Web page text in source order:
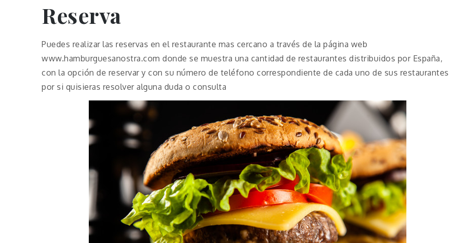
Reserva
Puedes realizar las reservas en el restaurante mas cercano a través de la página web
www.hamburguesanostra.com donde se muestra una cantidad de restaurantes distribuidos por España,
con la opción de reservar y con su número de teléfono correspondiente de cada uno de sus restaurantes
por si quisieras resolver alguna duda o consulta